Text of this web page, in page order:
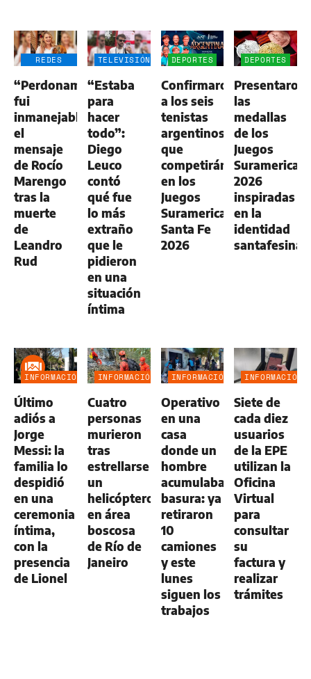
REDES
“Perdoname,
fui
inmanejable”:
el
mensaje
de Rocío
Marengo
tras la
muerte
de
Leandro
Rud
TELEVISIÓN
“Estaba
para
hacer
todo”:
Diego
Leuco
contó
qué fue
lo más
extraño
que le
pidieron
en una
situación
íntima
DEPORTES
Confirmaron
a los seis
tenistas
argentinos
que
competirán
en los
Juegos
Suramericanos
Santa Fe
2026
DEPORTES
Presentaron
las
medallas
de los
Juegos
2026
inspiradas
en la
identidad
santafesina
INFORMACIÓN
Último
adiós a
Jorge
Messi: la
familia lo
despidió
en una
ceremonia
íntima,
con la
presencia
de Lionel
INFORMACIÓN
Cuatro
personas
murieron
tras
estrellarse
un
helicóptero
en área
boscosa
de Río de
Janeiro
INFORMACIÓN
Operativo
en una
casa
donde un
hombre
acumulaba
basura: ya
retiraron
10
camiones
y este
lunes
siguen los
trabajos
INFORMACIÓN
Siete de
cada diez
usuarios
de la EPE
utilizan la
Oficina
Virtual
para
consultar
su
factura y
realizar
trámites